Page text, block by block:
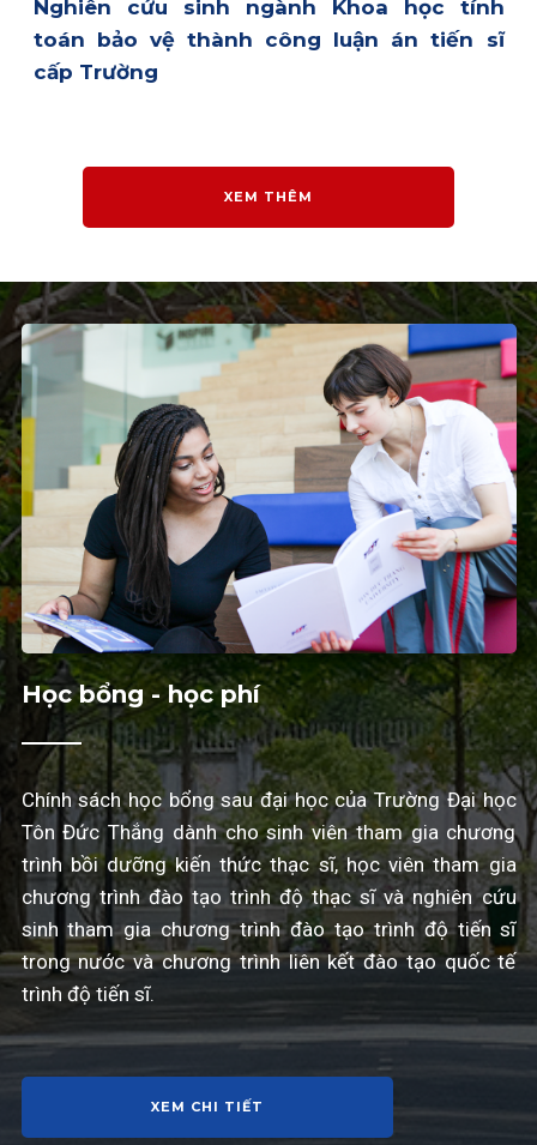
Nghiên cứu sinh ngành Khoa học tính
toán bảo vệ thành công luận án tiến sĩ
cấp Trường
XEM THÊM
Học bổng - học phí
Chính sách học bổng sau đại học của Trường Đại học
Tôn Đức Thắng dành cho sinh viên tham gia chương
trình bồi dưỡng kiến thức thạc sĩ, học viên tham gia
chương trình đào tạo trình độ thạc sĩ và nghiên cứu
sinh tham gia chương trình đào tạo trình độ tiến sĩ
trong nước và chương trình liên kết đào tạo quốc tế
trình độ tiến sĩ.
XEM CHI TIẾT